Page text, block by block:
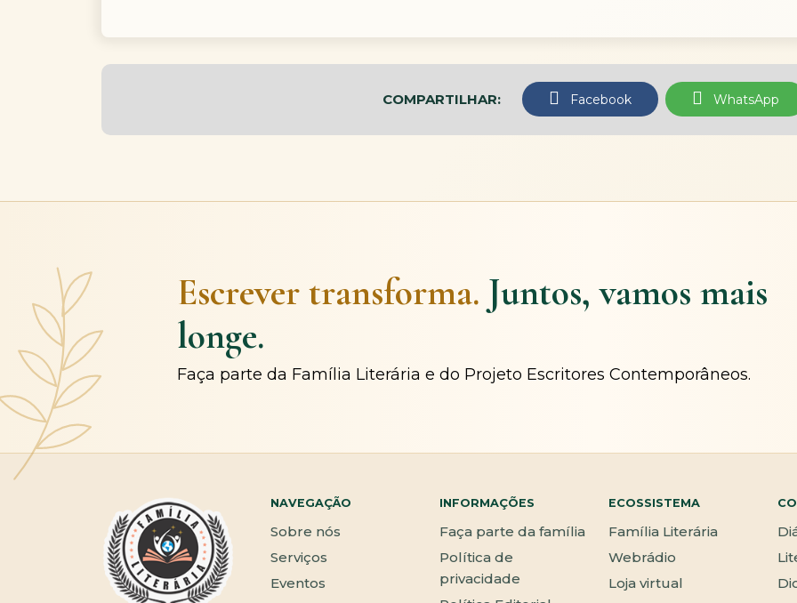
COMPARTILHAR: Facebook WhatsApp
Escrever transforma. Juntos, vamos mais
longe.
Faça parte da Família Literária e do Projeto Escritores Contemporâneos.
NAVEGAÇÃO
Sobre nós
Serviços
Eventos
INFORMAÇÕES
Faça parte da família
Política de
privacidade
ECOSSISTEMA
Família Literária
Webrádio
Loja virtual